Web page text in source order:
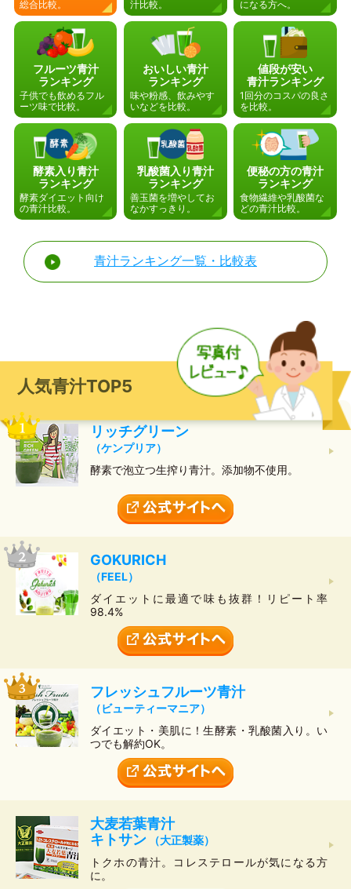
総合比較。 汁比較。 になる方へ。
フルーツ青汁
ランキング
子供でも飲めるフル
ーツ味で比較。
おいしい青汁
ランキング
味や粉感、飲みやす
いなどを比較。
値段が安い
青汁ランキング
1回分のコスパの良さ
を比較。
酵素入り青汁
ランキング
酵素ダイエット向け
の青汁比較。
乳酸菌入り青汁
ランキング
善玉菌を増やしてお
なかすっきり。
便秘の方の青汁
ランキング
食物繊維や乳酸菌な
どの青汁比較。
青汁ランキング一覧・比較表
人気青汁TOP5
リッチグリーン
（ケンプリア）
酵素で泡立つ生搾り青汁。添加物不使用。
GOKURICH
（FEEL）
ダイエットに最適で味も抜群！リピート率
98.4%
フレッシュフルーツ青汁
（ビューティーマニア）
ダイエット・美肌に！生酵素・乳酸菌入り。い
つでも解約OK。
大麦若葉青汁
キトサン （大正製薬）
トクホの青汁。コレステロールが気になる方
に。